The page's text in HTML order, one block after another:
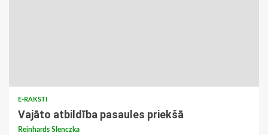
E-RAKSTI
Vajāto atbildība pasaules priekšā
Reinhards Slenczka